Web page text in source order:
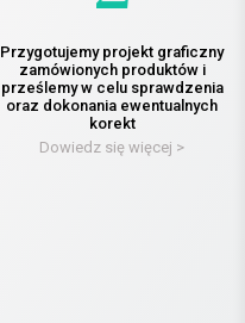
Przygotujemy projekt graficzny
zamówionych produktów i
prześlemy w celu sprawdzenia
oraz dokonania ewentualnych
korekt
Dowiedz się więcej >